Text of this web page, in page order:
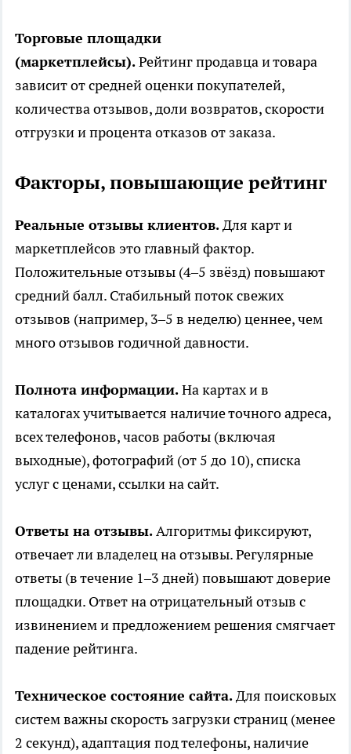
Торговые площадки
(маркетплейсы).Рейтинг продавца и товара
зависит от средней оценки покупателей,
количества отзывов, доли возвратов, скорости
отгрузки и процента отказов от заказа.
Факторы, повышающие рейтинг
Реальные отзывы клиентов.Для карт и
маркетплейсов это главный фактор.
Положительные отзывы (4–5 звёзд) повышают
средний балл. Стабильный поток свежих
отзывов (например, 3–5 в неделю) ценнее, чем
много отзывов годичной давности.
Полнота информации.На картах и в
каталогах учитывается наличие точного адреса,
всех телефонов, часов работы (включая
выходные), фотографий (от 5 до 10), списка
услуг с ценами, ссылки на сайт.
Ответы на отзывы.Алгоритмы фиксируют,
отвечает ли владелец на отзывы. Регулярные
ответы (в течение 1–3 дней) повышают доверие
площадки. Ответ на отрицательный отзыв с
извинением и предложением решения смягчает
падение рейтинга.
Техническое состояние сайта.Для поисковых
систем важны скорость загрузки страниц (менее
2 секунд), адаптация под телефоны, наличие